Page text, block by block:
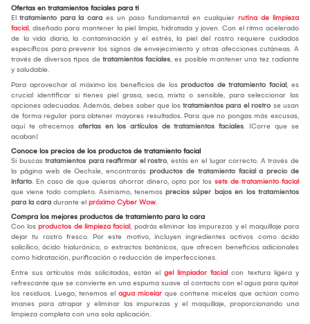
Ofertas en tratamientos faciales para ti
El tratamiento para la cara es un paso fundamental en cualquier rutina de limpieza
facial, diseñado para mantener la piel limpia, hidratada y joven. Con el ritmo acelerado
de la vida diaria, la contaminación y el estrés, la piel del rostro requiere cuidados
específicos para prevenir los signos de envejecimiento y otras afecciones cutáneas. A
través de diversos tipos de tratamientos faciales, es posible mantener una tez radiante
y saludable.
Para aprovechar al máximo los beneficios de los productos de tratamiento facial, es
crucial identificar si tienes piel grasa, seca, mixta o sensible, para seleccionar las
opciones adecuadas. Además, debes saber que los tratamientos para el rostro se usan
de forma regular para obtener mayores resultados. Para que no pongas más excusas,
aquí te ofrecemos ofertas en los artículos de tratamientos faciales. ¡Corre que se
acaban!
Conoce los precios de los productos de tratamiento facial
Si buscas tratamientos para reafirmar el rostro, estás en el lugar correcto. A través de
la página web de Oechsle, encontrarás productos de tratamiento facial a precio de
infarto. En caso de que quieras ahorrar dinero, opta por los sets de tratamiento facial
que viene todo completo. Asimismo, tenemos precios súper bajos en los tratamientos
para la cara durante el próximo Cyber Wow.
Compra los mejores productos de tratamiento para la cara
Con los productos de limpieza facial, podrás eliminar las impurezas y el maquillaje para
dejar tu rostro fresco. Por este motivo, incluyen ingredientes activos como ácido
salicílico, ácido hialurónico, o extractos botánicos, que ofrecen beneficios adicionales
como hidratación, purificación o reducción de imperfecciones.
Entre sus artículos más solicitados, están el gel limpiador facial con textura ligera y
refrescante que se convierte en una espuma suave al contacto con el agua para quitar
los residuos. Luego, tenemos el agua micelar que contiene micelas que actúan como
imanes para atrapar y eliminar las impurezas y el maquillaje, proporcionando una
limpieza completa con una sola aplicación.